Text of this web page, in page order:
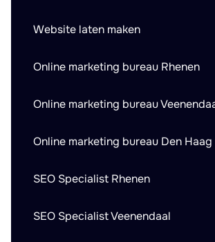
Website laten maken
Online marketing bureau Rhenen
Online marketing bureau
Online marketing bureau Den Haag
SEO Specialist Rhenen
SEO Specialist Veenendaal